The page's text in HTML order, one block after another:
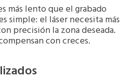
más lento que el grabado
simple: el láser necesita más
precisión la zona deseada.
con creces.